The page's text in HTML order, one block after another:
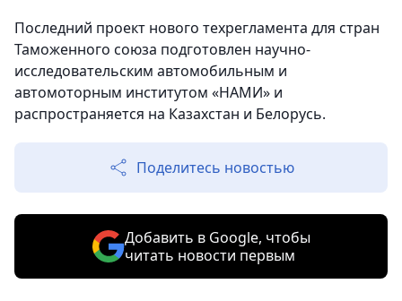
Последний проект нового техрегламента для стран
Таможенного союза подготовлен научно-
исследовательским автомобильным и
автомоторным институтом «НАМИ» и
распространяется на Казахстан и Белорусь.
Поделитесь новостью
Добавить в Google, чтобы
читать новости первым